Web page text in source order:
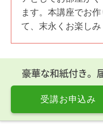
ます。本講座でお
て、末永くお楽しみ
豪華な和紙付き。
受講お申込み